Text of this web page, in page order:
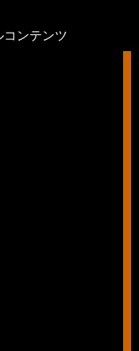
コンテンツ